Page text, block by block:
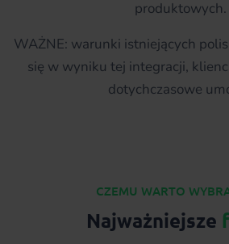
produktowych.
WAŻNE: warunki istniejących
się w wyniku tej integracji,
dotychczasowe
CZEMU WARTO
Najważniejsze